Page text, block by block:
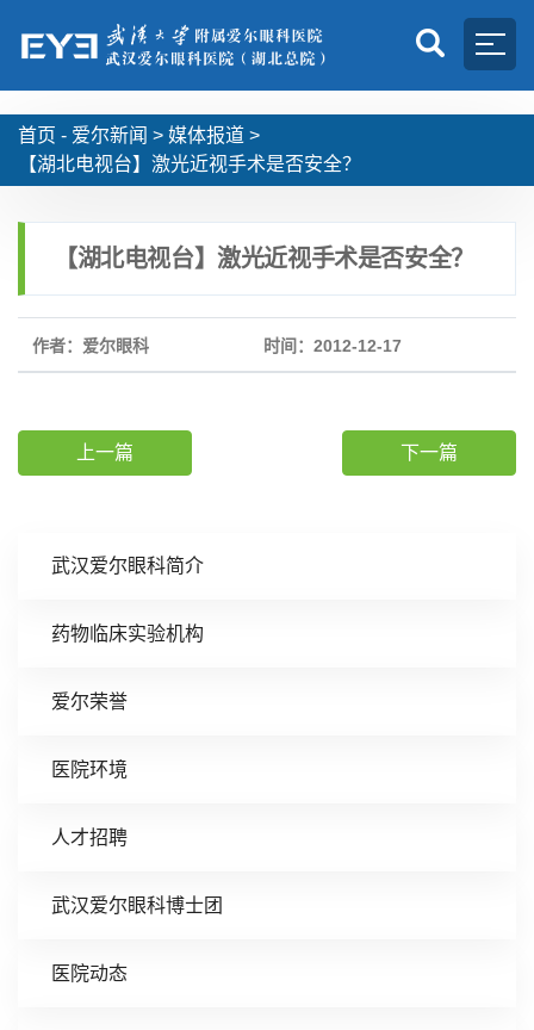
首页 - 爱尔新闻 > 媒体报道 >
【湖北电视台】激光近视手术是否安全？
武汉爱尔眼科简介
药物临床实验机构
爱尔荣誉
医院环境
人才招聘
武汉爱尔眼科博士团
医院动态
【湖北电视台】激光近视手术是否安全？
作者：爱尔眼科 时间：2012-12-17
上一篇 下一篇